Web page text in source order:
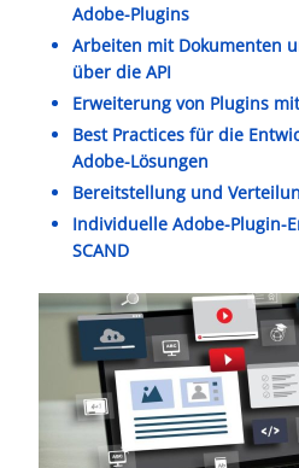
Adobe-Plugins
Arbeiten mit Dokumenten
über die API
Erweiterung von Plugins
Best Practices für die
Adobe-Lösungen
Bereitstellung und
Individuelle Adobe-Plugin-
SCAND